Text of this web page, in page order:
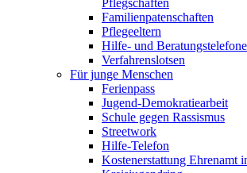
Pflegschaften
Familienpatenschaften
Pflegeeltern
Hilfe- und
Verfahrenslotsen
Für junge Menschen
Ferienpass
Jugend-Demokratiearbeit
Schule gegen Rassismus
Streetwork
Hilfe-Telefon
Kostenerstattung Ehrenamt